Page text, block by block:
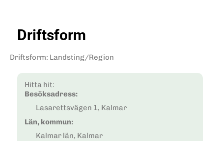
Driftsform
Driftsform: Landsting/Region
Hitta hit:
Besöksadress:
Lasarettsvägen 1, Kalmar
Län, kommun:
Kalmar län, Kalmar